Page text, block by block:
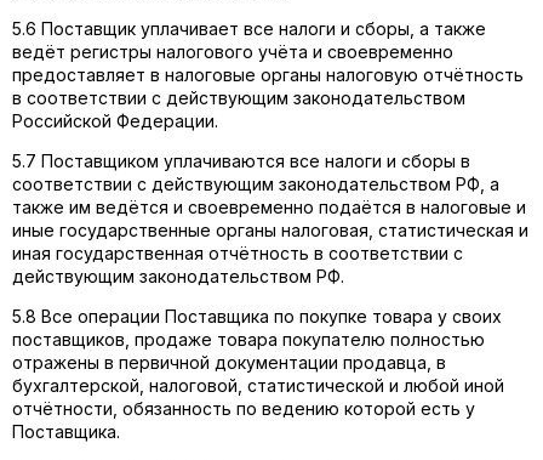
5.6 Поставщик уплачивает все налоги и сборы, а также
ведёт регистры налогового учёта и своевременно
предоставляет в налоговые органы налоговую отчётность
в соответствии с действующим законодательством
Российской Федерации.
5.7 Поставщиком уплачиваются все налоги и сборы в
соответствии с действующим законодательством РФ, а
также им ведётся и своевременно подаётся в налоговые и
иные государственные органы налоговая, статистическая и
иная государственная отчётность в соответствии с
действующим законодательством РФ.
5.8 Все операции Поставщика по покупке товара у своих
поставщиков, продаже товара покупателю полностью
отражены в первичной документации продавца, в
бухгалтерской, налоговой, статистической и любой иной
отчётности, обязанность по ведению которой есть у
Поставщика.